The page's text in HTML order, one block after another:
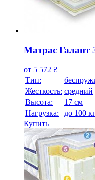
Матрас Галант
от 5 572 ₴
Тип:
Жесткость: средний
Высотa:
17 см
Нагрузка:
до 100 кг
Купить